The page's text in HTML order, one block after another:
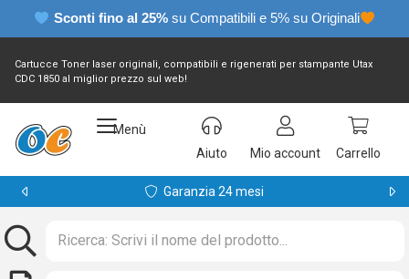
Sconti fino al 25% su Compatibili e 5% su Originali
Cartucce Toner laser originali, compatibili e rigenerati per stampante Utax
CDC 1850 al miglior prezzo sul web!
Menù
Aiuto
Mio account Carrello
Garanzia 24 mesi